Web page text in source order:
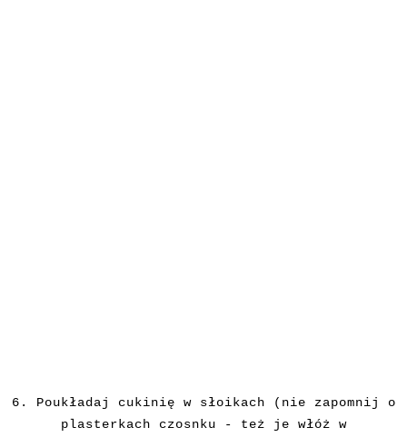
6. Poukładaj cukinię w słoikach (nie zapomnij o
plasterkach czosnku - też je włóż w